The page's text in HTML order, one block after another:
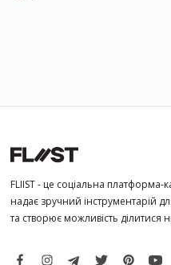
FLIIST - це соціальна платформа-
надає зручний інструментарій
та створює можливість ділитися